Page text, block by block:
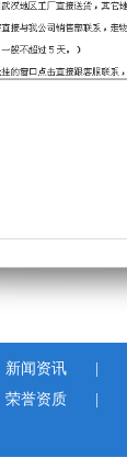
新闻资讯
荣誉资质